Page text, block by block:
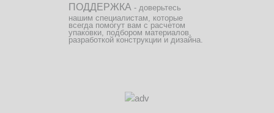
ПОДДЕРЖКА - доверьтесь
нашим специалистам, которые
всегда помогут вам с расчетом
упаковки, подбором материалов,
разработкой конструкции и дизайна.